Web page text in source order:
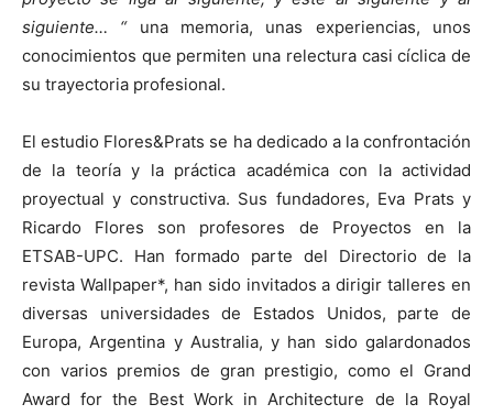
siguiente… “una memoria, unas experiencias, unos
conocimientos que permiten una relectura casi cíclica de
su trayectoria profesional.
El estudio Flores&Prats se ha dedicado a la confrontación
de la teoría y la práctica académica con la actividad
proyectual y constructiva. Sus fundadores, Eva Prats y
Ricardo Flores son profesores de Proyectos en la
ETSAB-UPC. Han formado parte del Directorio de la
revista Wallpaper*, han sido invitados a dirigir talleres en
diversas universidades de Estados Unidos, parte de
Europa, Argentina y Australia, y han sido galardonados
con varios premios de gran prestigio, como el Grand
Award for the Best Work in Architecture de la Royal